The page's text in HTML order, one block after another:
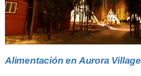
Alimentación en Aurora Village